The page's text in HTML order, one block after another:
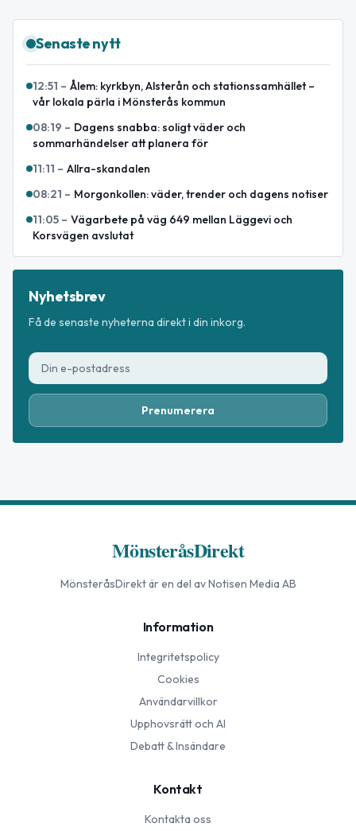
Senaste nytt
12:51 – Ålem: kyrkbyn, Alsterån och stationssamhället –
vår lokala pärla i Mönsterås kommun
08:19 – Dagens snabba: soligt väder och
sommarhändelser att planera för
11:11 – Allra-skandalen
08:21 – Morgonkollen: väder, trender och dagens notiser
11:05 – Vägarbete på väg 649 mellan Läggevi och
Korsvägen avslutat
Nyhetsbrev
Få de senaste nyheterna direkt i din inkorg.
Prenumerera
MönsteråsDirekt
MönsteråsDirektär en del av Notisen Media AB
Information
Integritetspolicy
Cookies
Användarvillkor
Upphovsrätt och AI
Debatt & Insändare
Kontakt
Kontakta oss